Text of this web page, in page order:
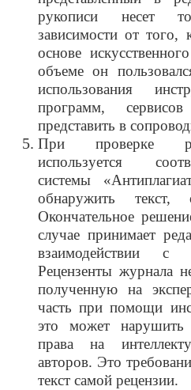
рукописи несет
зависимости от того,
основе
объеме он
использования
программ,
представить в
При проверке
используется
системы
обнаружить текст,
Окончательное
случае принимает
взаимодействии с
Рецензенты журнала
полученную на
часть при помощи
это может нарушить
права на
авторов. Это
текст самой рецензии.